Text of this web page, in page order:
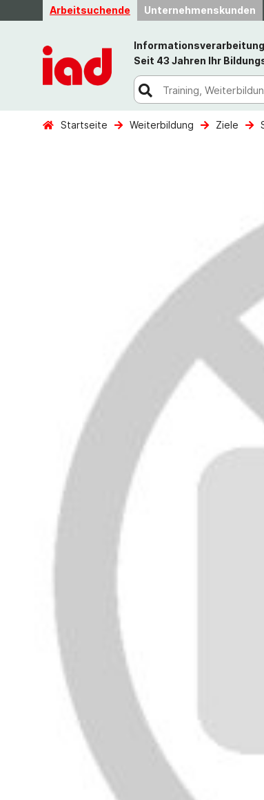
Arbeitsuchende Unternehmenskunden
Seit 43 Jahren Ihr
Startseite Weiterbildung Ziele